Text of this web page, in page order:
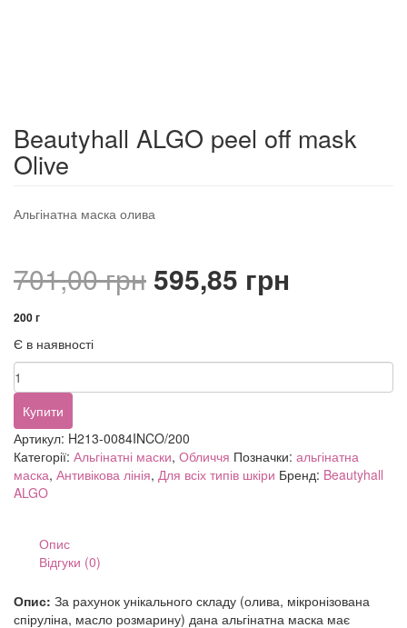
Beautyhall ALGO peel off mask
Olive
Альгінатна маска олива
701,00грнОригінальна
701,00 грн.
595,85 грн
595,85
200 г
Є в наявності
Beautyhall
ALGO
peel
off
mask
Olive
кількість
Купити
Артикул: H213-0084INCO/200
Категорії: Альгінатні маски, Обличчя Позначки: альгінатна
маска, Антивікова лінія, Для всіх типів шкіри Бренд: Beautyhall
ALGO
Опис
Відгуки (0)
Опис: За рахунок унікального складу (олива, мікронізована
спіруліна, масло розмарину) дана альгінатна маска має